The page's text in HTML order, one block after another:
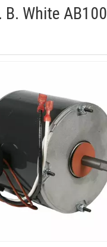
White AB100